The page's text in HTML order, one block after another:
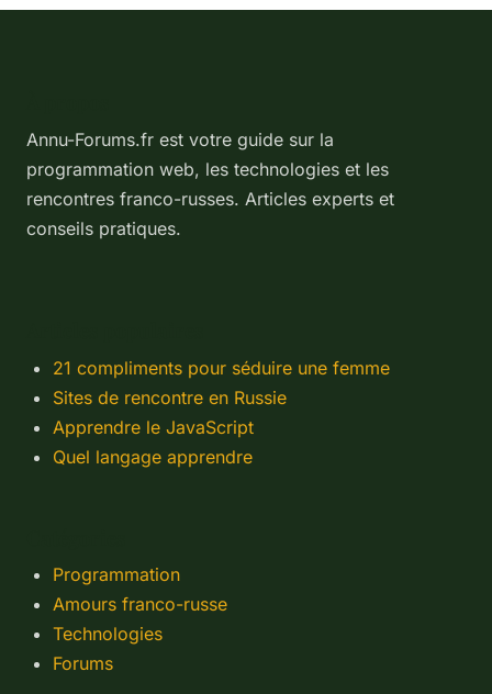
Annu-Forums.fr est votre guide sur la
programmation web, les technologies et les
rencontres franco-russes. Articles experts et
conseils pratiques.
21 compliments pour séduire une femme
Sites de rencontre en Russie
Apprendre le JavaScript
Quel langage apprendre
Programmation
Amours franco-russe
Technologies
Forums